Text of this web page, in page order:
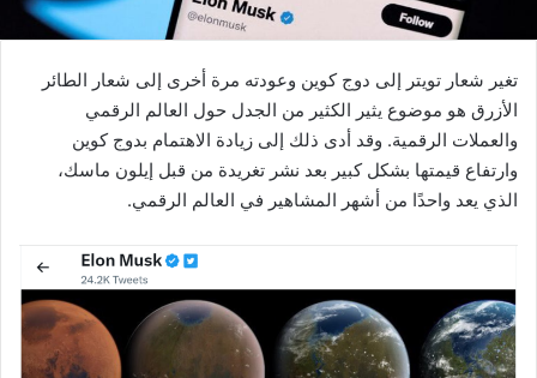
تغير شعار تويتر إلى دوج كوين وعودته مرة أخرى إلى شعار الطائر
الأزرق هو موضوع يثير الكثير من الجدل حول العالم الرقمي
والعملات الرقمية. وقد أدى ذلك إلى زيادة الاهتمام بدوج كوين
وارتفاع قيمتها بشكل كبير بعد نشر تغريدة من قبل إيلون ماسك،
الذي يعد واحدًا من أشهر المشاهير في العالم الرقمي.